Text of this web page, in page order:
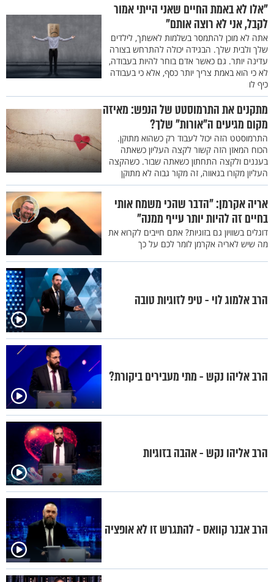
"אלו לא באמת החיים שאני הייתי אמור
לקבל, אני לא רוצה אותם"
אתה לא מוכן להתמסר בשלמות לאשתך, לילדים
שלך ולבית שלך. הבגידה יכולה להתרחש בצורה
עדינה יותר. גם כאשר אדם בוחר להיות בעבודה,
לא כי הוא באמת צריך יותר כסף, אלא כי בעבודה
כיף לו
מתקנים את התרמוסטט של הנפש: מאיזה
מקום מגיעים ה"אורות" שלך?
התרמוסטט הזה יכול לעבוד רק כשהוא מתוקן.
הכוח המאזן הזה קשור לקצה העליון כשאתה
בעננים ולקצה התחתון כשאתה שבור. כשהקצה
העליון מקורו בגאווה, זה מקור גבוה לא מתוקן
אריה אקרמן: "הדבר שהכי משמח אותי
בחיים זה להיות יותר עייף ממנה"
דוגלים בשוויון גם בזוגיות? אתם חייבים לקרוא את
מה שיש לאריה אקרמן לומר לכם על כך
הרב אלמוג לוי - טיפ לזוגיות טובה
הרב אליהו נקש - מתי מעבירים ביקורת?
הרב אליהו נקש - אהבה בזוגיות
הרב אבנר קוואס - להתגרש זו לא אופציה